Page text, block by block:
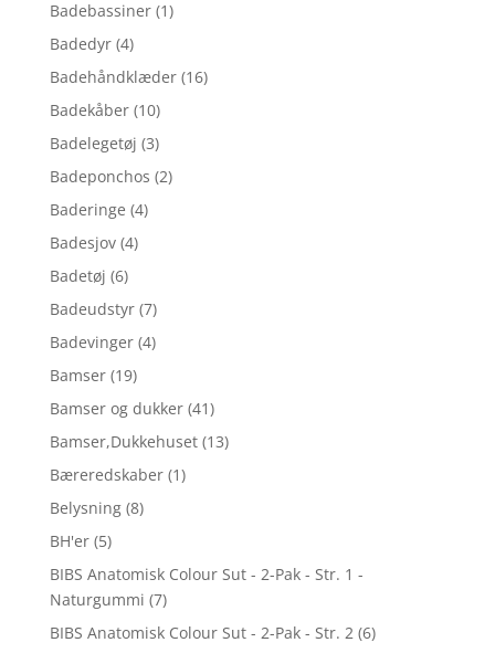
Badebassiner (1)
Badedyr (4)
Badehåndklæder (16)
Badekåber (10)
Badelegetøj (3)
Badeponchos (2)
Baderinge (4)
Badesjov (4)
Badetøj (6)
Badeudstyr (7)
Badevinger (4)
Bamser (19)
Bamser og dukker (41)
Bamser,Dukkehuset (13)
Bæreredskaber (1)
Belysning (8)
BH'er (5)
BIBS Anatomisk Colour Sut - 2-Pak - Str. 1 -
Naturgummi (7)
BIBS Anatomisk Colour Sut - 2-Pak - Str. 2 (6)